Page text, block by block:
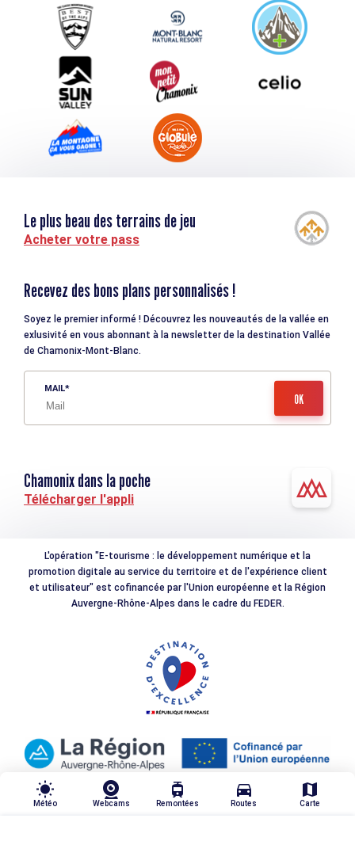
Service groupes et séminaires
Téléchargements
Tourisme et handicap
Le plus beau des terrains de jeu
Acheter votre pass
Recevez des bons plans personnalisés !
Soyez le premier informé ! Découvrez les nouveautés de la vallée en
exlusivité en vous abonnant à la newsletter de la destination Vallée
de Chamonix-Mont-Blanc.
MAIL
Chamonix dans la poche
Télécharger l'appli
L'opération "E-tourisme : le développement numérique et la
promotion digitale au service du territoire et de l'expérience client
et utilisateur" est cofinancée par l'Union européenne et la Région
Auvergne-Rhône-Alpes dans le cadre du FEDER.
wb_sunny
Météo Webcams
tram
Remontées
directions_car
Routes
map
Carte